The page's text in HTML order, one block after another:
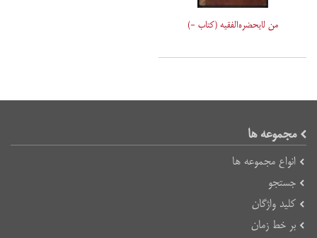
من لایحضره‌الفقیه (کتاب -)
مجموعه ها
انواع مجموعه ها
جستجو
کلید واژگان
بر خط زمان